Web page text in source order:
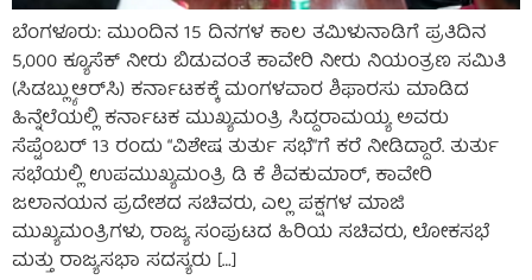
ಬೆಂಗಳೂರು: ಮುಂದಿನ 15 ದಿನಗಳ ಕಾಲ ತಮಿಳುನಾಡಿಗೆ ಪ್ರತಿದಿನ
5,000 ಕ್ಯೂಸೆಕ್ ನೀರು ಬಿಡುವಂತೆ ಕಾವೇರಿ ನೀರು ನಿಯಂತ್ರಣ ಸಮಿತಿ
(ಸಿಡಬ್ಲ್ಯುಆರ್‌ಸಿ) ಕರ್ನಾಟಕಕ್ಕೆ ಮಂಗಳವಾರ ಶಿಫಾರಸು ಮಾಡಿದ
ಹಿನ್ನೆಲೆಯಲ್ಲಿ ಕರ್ನಾಟಕ ಮುಖ್ಯಮಂತ್ರಿ ಸಿದ್ದರಾಮಯ್ಯ ಅವರು
ಸೆಪ್ಟೆಂಬರ್ 13 ರಂದು “ವಿಶೇಷ ತುರ್ತು ಸಭೆ”ಗೆ ಕರೆ ನೀಡಿದ್ದಾರೆ. ತುರ್ತು
ಸಭೆಯಲ್ಲಿ ಉಪಮುಖ್ಯಮಂತ್ರಿ ಡಿ ಕೆ ಶಿವಕುಮಾರ್, ಕಾವೇರಿ
ಜಲಾನಯನ ಪ್ರದೇಶದ ಸಚಿವರು, ಎಲ್ಲ ಪಕ್ಷಗಳ ಮಾಜಿ
ಮುಖ್ಯಮಂತ್ರಿಗಳು, ರಾಜ್ಯ ಸಂಪುಟದ ಹಿರಿಯ ಸಚಿವರು, ಲೋಕಸಭೆ
ಮತ್ತು ರಾಜ್ಯಸಭಾ ಸದಸ್ಯರು […]